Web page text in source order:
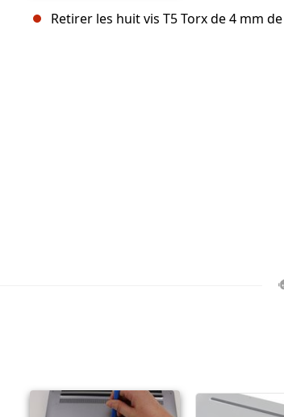
Retirer les huit vis T5 Torx de 4 mm